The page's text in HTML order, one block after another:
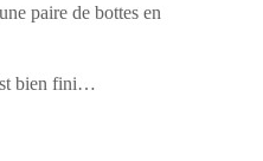
paire de bottes en
bien fini…